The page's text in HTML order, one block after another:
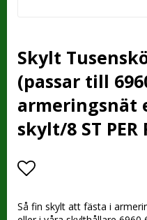
Skylt
(passar till
armeringsnät
skylt/8 ST PER
Lägg till i
Så fin skylt att fästa i